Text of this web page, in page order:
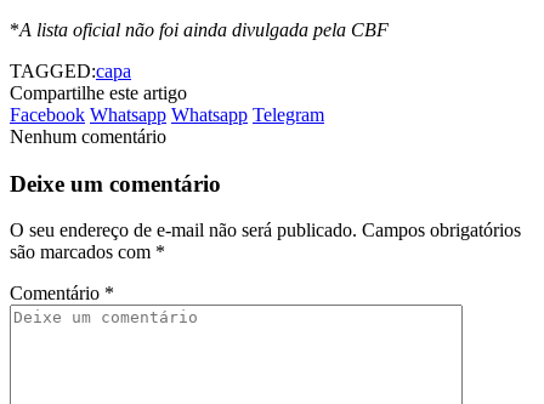
*A lista oficial não foi ainda divulgada pela CBF
TAGGED:capa
Compartilhe este artigo
Facebook Whatsapp Whatsapp Telegram
Nenhum comentário
Deixe um comentário
O seu endereço de e-mail não será publicado. Campos obrigatórios
são marcados com *
Comentário *